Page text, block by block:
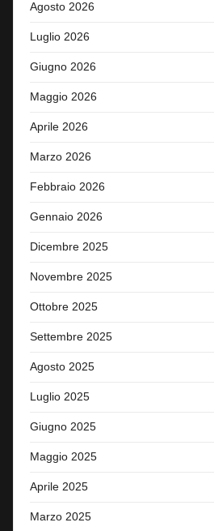
Agosto 2026
Luglio 2026
Giugno 2026
Maggio 2026
Aprile 2026
Marzo 2026
Febbraio 2026
Gennaio 2026
Dicembre 2025
Novembre 2025
Ottobre 2025
Settembre 2025
Agosto 2025
Luglio 2025
Giugno 2025
Maggio 2025
Aprile 2025
Marzo 2025